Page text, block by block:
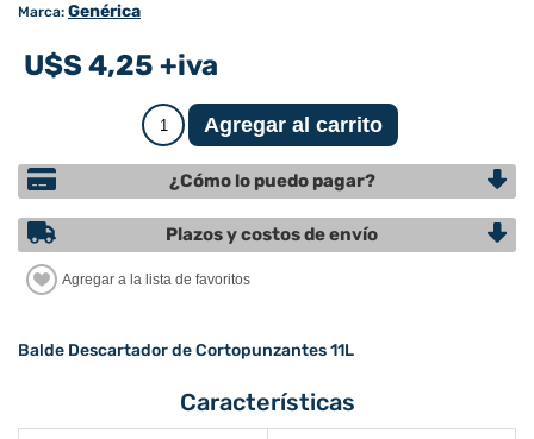
Marca: Genérica
U$S 4,25 +iva
¿Cómo lo puedo pagar?
Plazos y costos de envío
Balde Descartador de Cortopunzantes 11L
Características